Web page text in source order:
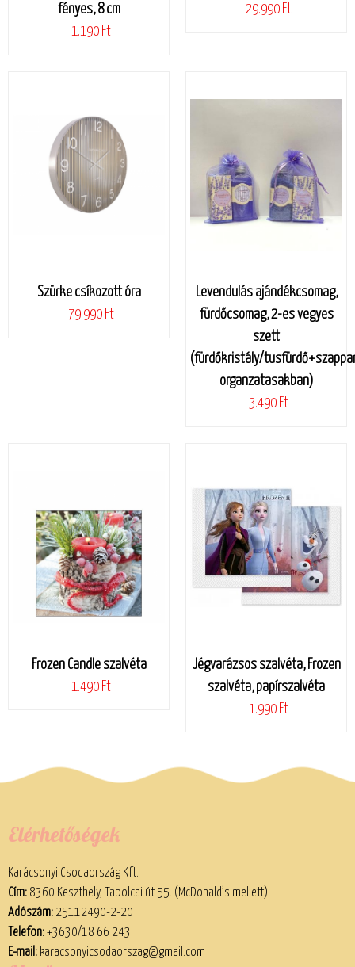
fényes, 8 cm
1.190 Ft
29.990 Ft
Szürke csíkozott óra
79.990 Ft
Levendulás ajándékcsomag,
fürdőcsomag, 2-es vegyes
szett
(fürdőkristály/
organzatasakban)
3.490 Ft
Frozen Candle szalvéta
1.490 Ft
Jégvarázsos szalvéta, Frozen
szalvéta, papírszalvéta
1.990 Ft
Elérhetőségek
Karácsonyi Csodaország Kft.
Cím:8360 Keszthely, Tapolcai út 55. (McDonald’s mellett)
Adószám:25112490-2-20
Telefon:+3630/18 66 243
E-mail: karacsonyicsodaorszag@gmail.com